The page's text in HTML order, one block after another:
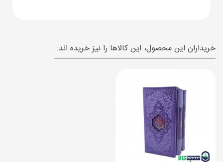
خریداران این محصول، این کالاها را نیز خریده اند: